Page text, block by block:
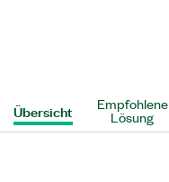
Übersicht Empfohlene
Lösung